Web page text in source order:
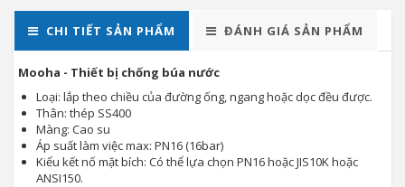
CHI TIẾT SẢN PHẨM ĐÁNH GIÁ SẢN PHẨM
Mooha - Thiết bị chống búa nước
Loại: lắp theo chiều của đường ống, ngang hoặc dọc đều được.
Thân: thép SS400
Màng: Cao su
Áp suất làm việc max: PN16 (16bar)
Kiểu kết nố mặt bích: Có thể lựa chọn PN16 hoặc JIS10K hoặc
ANSI150.